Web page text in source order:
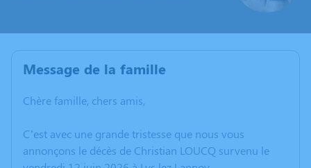
Message de la famille
Chère famille, chers amis,
C’est avec une grande tristesse que nous vous
annonçons le décès de Christian LOUCQ survenu le